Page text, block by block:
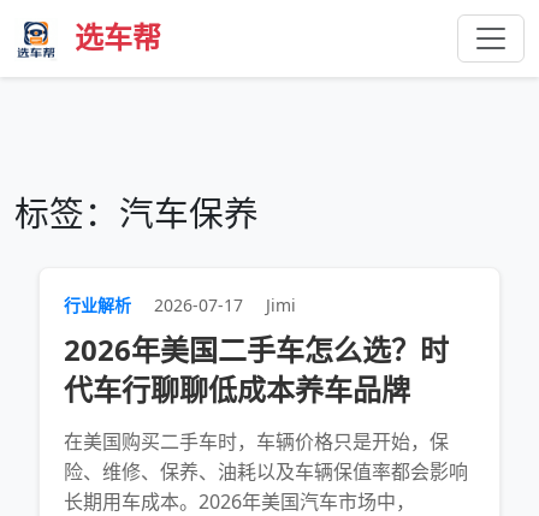
选车帮
标签：汽车保养
行业解析 2026-07-17 Jimi
2026年美国二手车怎么选？时
代车行聊聊低成本养车品牌
在美国购买二手车时，车辆价格只是开始，保
险、维修、保养、油耗以及车辆保值率都会影响
长期用车成本。2026年美国汽车市场中，